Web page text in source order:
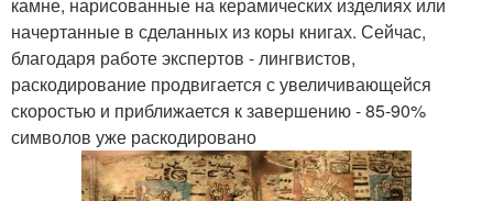
начертанные в сделанных из коры книгах. Сейчас,
благодаря работе экспертов - лингвистов,
раскодирование продвигается с увеличивающейся
скоростью и приближается к завершению - 85-90%
символов уже раскодировано